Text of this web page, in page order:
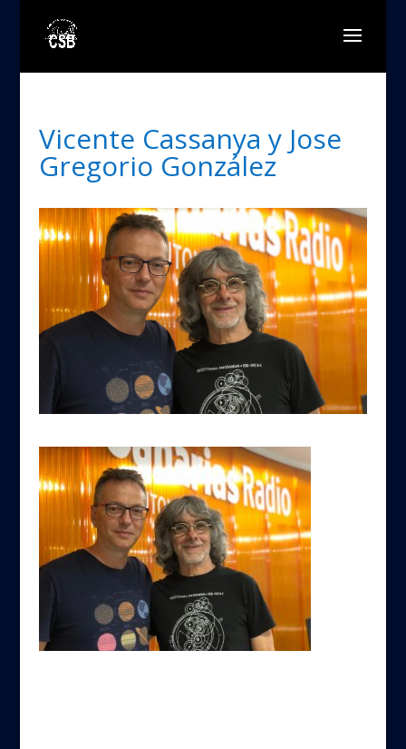
Vicente Cassanya y Jose
Gregorio González